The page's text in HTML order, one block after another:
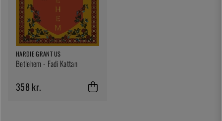
HARDIE GRANT US
Betlehem - Fadi Kattan
358 kr.